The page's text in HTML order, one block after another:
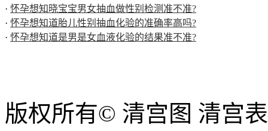
· 怀孕想知晓宝宝男女抽血做性别检测准不准?
· 怀孕想知道胎儿性别抽血化验的准确率高吗?
· 怀孕想知道是男是女血液化验的结果准不准?
版权所有© 清宫图 清宫